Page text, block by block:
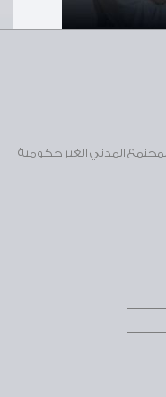
المدني الغير حكومية